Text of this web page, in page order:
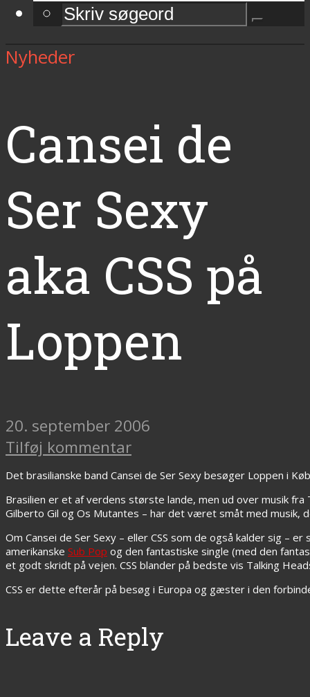
Nyheder
Cansei de
Ser Sexy
aka CSS på
Loppen
20. september 2006
Tilføj kommentar
Det brasilianske band Cansei de Ser Sexy besøger Loppen i
Brasilien er et af verdens største lande, men ud over musik
Gilberto Gil og Os Mutantes – har det været småt med musik,
Om Cansei de Ser Sexy – eller CSS som de også kalder sig –
amerikanske Sub Pop og den fantastiske single (med den
et godt skridt på vejen. CSS blander på bedste vis Talking
CSS er dette efterår på besøg i Europa og gæster i den
Leave a Reply